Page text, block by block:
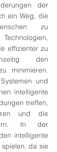
der
ein Weg, die
zu
effizienter zu
den
minimieren.
und
intelligente
treffen,
und die
In der
intelligente
da sie